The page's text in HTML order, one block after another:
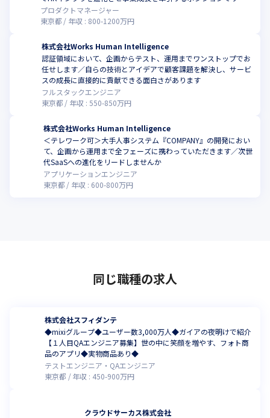
プロダクトマネージャー
東京都
年収 : 800-1200万円
株式会社Works Human Intelligence
認証領域において、企画からテスト、運用までワンストップでお
任せします／自らの技術とアイデアで顧客課題を解決し、サービ
スの成長に直接的に貢献できる面白さがあります
フルスタックエンジニア
東京都
年収 : 550-850万円
株式会社Works Human Intelligence
＜テレワーク可＞大手人事システム『COMPANY』の開発におい
て、企画から運用まで全フェーズに携わっていただきます／次世
代SaaSへの進化をリードしませんか
アプリケーションエンジニア
東京都
年収 : 600-800万円
同じ職種の求人
株式会社スフィダンテ
◆mixiグループ◆ユーザー数3,000万人◆ガイアの夜明けで紹介
【１人目QAエンジニア募集】世の中に笑顔を増やす、フォト商
品のアプリ◆実物商品あり◆
テストエンジニア・QAエンジニア
東京都
年収 : 450-900万円
クラウドサーカス株式会社